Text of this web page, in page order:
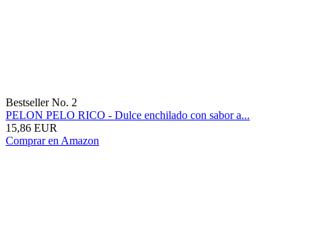
Bestseller No. 2
PELON PELO RICO - Dulce enchilado con sabor a...
15,86 EUR
Comprar en Amazon